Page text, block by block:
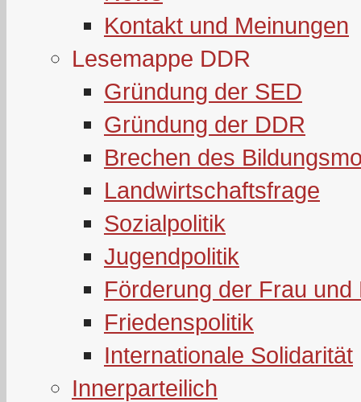
Kontakt und Meinungen
Lesemappe DDR
Gründung der SED
Gründung der DDR
Brechen des
Landwirtschaftsfrage
Sozialpolitik
Jugendpolitik
Förderung der Frau und
Friedenspolitik
Internationale Solidarität
Innerparteilich